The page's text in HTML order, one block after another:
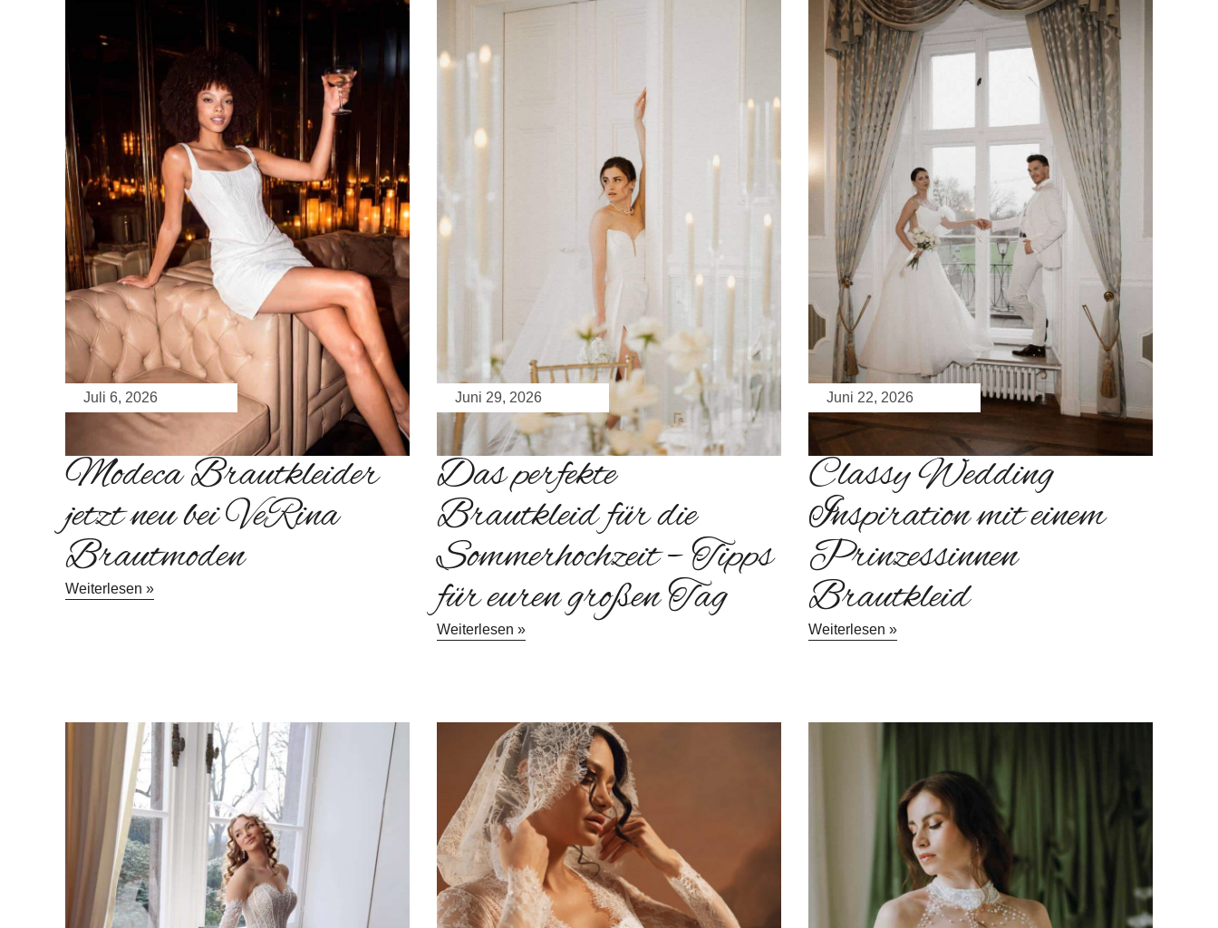
Juli 6, 2026
Modeca Brautkleider
jetzt neu bei VeRina
Brautmoden
Weiterlesen »
Juni 29, 2026
Das perfekte
Brautkleid für die
Sommerhochzeit – Tipps
für euren großen Tag
Weiterlesen »
Juni 22, 2026
Classy Wedding
Inspiration mit einem
Prinzessinnen
Brautkleid
Weiterlesen »